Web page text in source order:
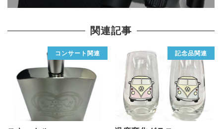
関連記事
コンサート関連 記念品関連